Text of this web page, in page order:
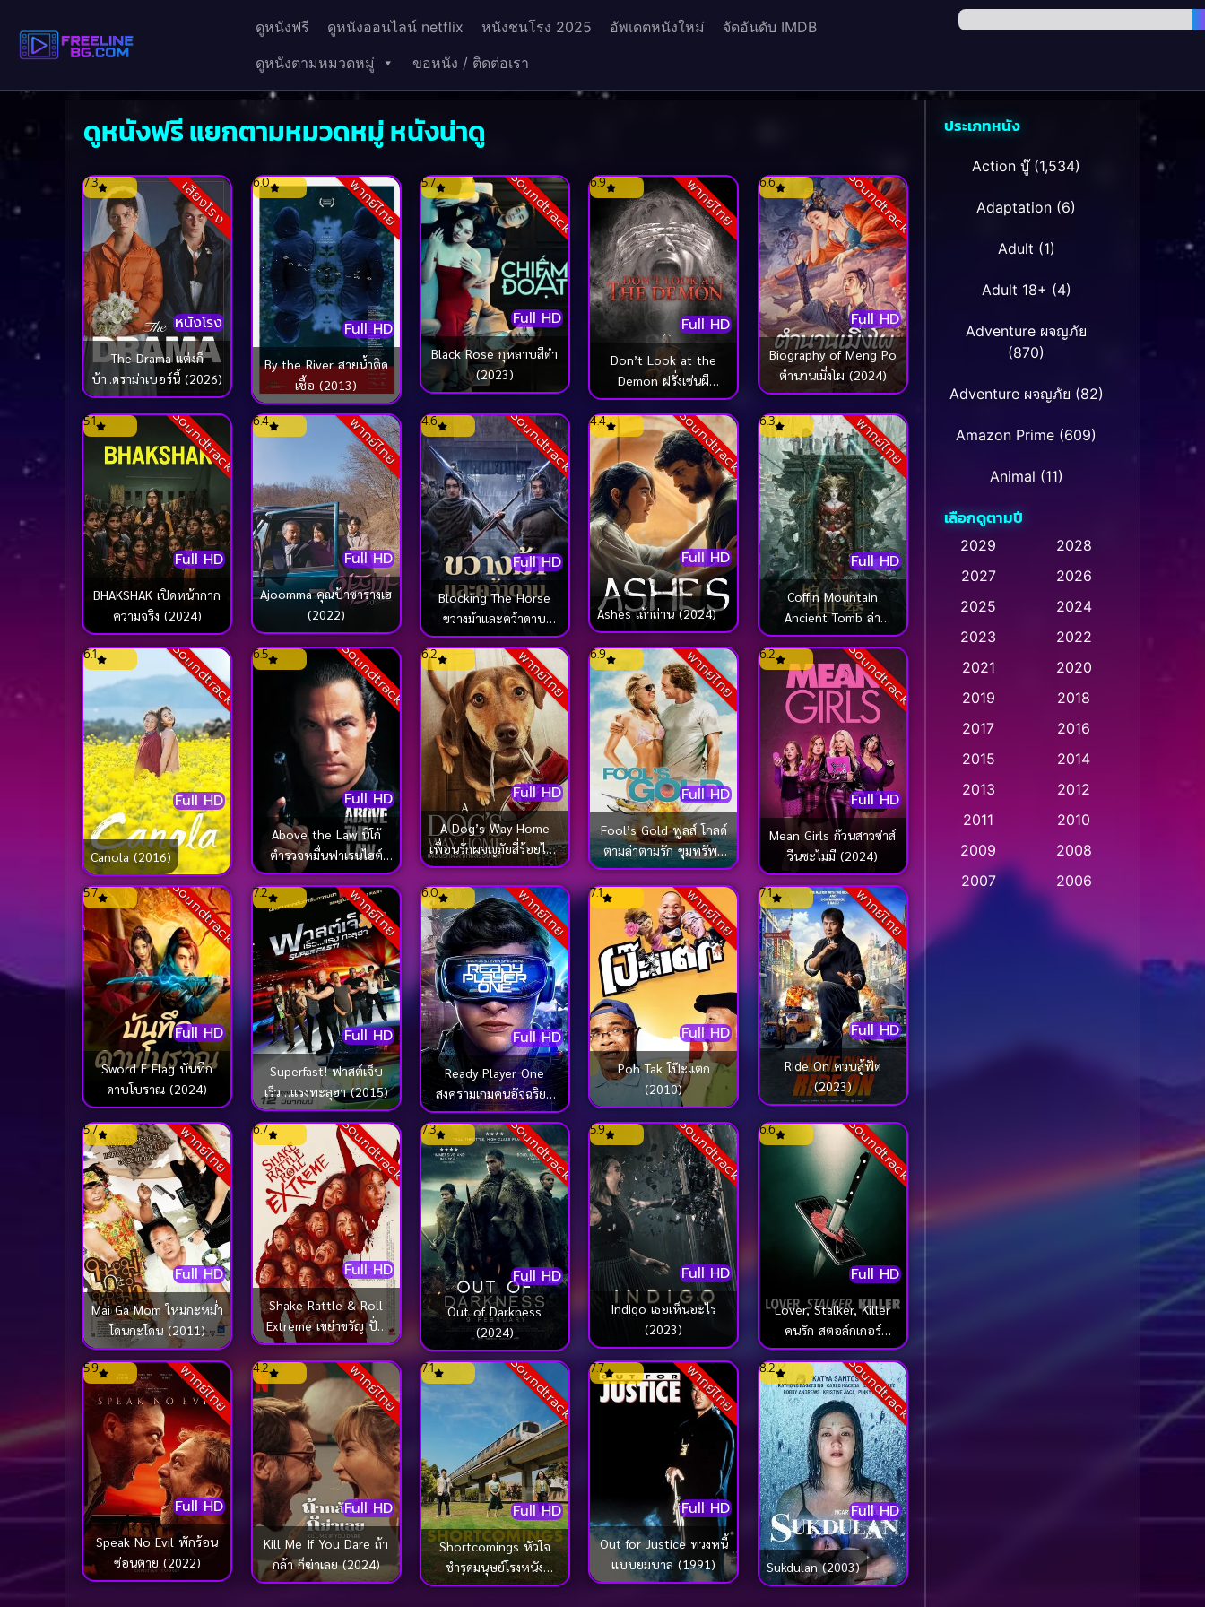
ดูหนังฟรี ดูหนังออนไลน์ netflix หนังชนโรง 2025 อัพเดตหนังใหม่
จัดอันดับ IMDB
ดูหนังตามหมวดหมู่
ขอหนัง / ติดต่อเรา
ดูหนังฟรี แยกตามหมวดหมู่ หนังน่าดู
เสียงโรง
หนังโรง
7.3
The Drama แต่งก็
บ้า..ดราม่าเบอร์นี้ (2026)
พากย์ไทย
Full HD
6.0
By the River สายน้ำติด
เชื้อ (2013)
Soundtrack
Full HD
5.7
Black Rose กุหลาบสีดำ
(2023)
พากย์ไทย
Full HD
6.9
Don’t Look at the
Demon ฝรั่งเซ่นผี
(2022)
Soundtrack
Full HD
6.6
Biography of Meng Po
ตำนานเมิ่งโผ (2024)
Soundtrack
Full HD
5.1
BHAKSHAK เปิดหน้ากาก
ความจริง (2024)
พากย์ไทย
Full HD
6.4
Ajoomma คุณป้าซารางเฮ
(2022)
Soundtrack
Full HD
4.6
Blocking The Horse
ขวางม้าและคว้าดาบ
(2024)
Soundtrack
Full HD
4.4
Ashes เถ้าถ่าน (2024)
พากย์ไทย
Full HD
6.3
Coffin Mountain
Ancient Tomb ล่า
ขุมทรัพย์ สุสานโบราณ
(2022)
Soundtrack
Full HD
6.1
Canola (2016)
Soundtrack
Full HD
6.5
Above the Law นิโก้
ตำรวจหมื่นฟาเรนไฮต์
(1988)
พากย์ไทย
Full HD
6.2
A Dog’s Way Home
เพื่อนรักผจญภัยสี่ร้อยไมล์
(2019)
พากย์ไทย
Full HD
6.9
Fool’s Gold ฟูลส์ โกลด์
ตามล่าตามรัก ขุมทรัพย์
มหาภัย (2008)
Soundtrack
Full HD
6.2
Mean Girls ก๊วนสาวซ่าส์
วีนซะไม่มี (2024)
Soundtrack
Full HD
5.7
Sword E Flag บันทึก
ดาบโบราณ (2024)
พากย์ไทย
Full HD
7.2
Superfast! ฟาสต์เจ็บ
เร็ว…แรงทะลุฮา (2015)
พากย์ไทย
Full HD
6.0
Ready Player One
สงครามเกมคนอัจฉริยะ
(2018)
พากย์ไทย
Full HD
7.1
Poh Tak โป๊ะแตก
(2010)
พากย์ไทย
Full HD
7.1
Ride On ควบสู้ฟัด
(2023)
พากย์ไทย
Full HD
5.7
Mai Ga Mom ใหม่กะหม่ำ
โดนกะโดน (2011)
Soundtrack
Full HD
6.7
Shake Rattle & Roll
Extreme เขย่าขวัญ ปั่น
ประสาท (2023)
Soundtrack
Full HD
7.3
Out of Darkness
(2024)
Soundtrack
Full HD
5.9
Indigo เธอเห็นอะไร
(2023)
Soundtrack
Full HD
6.6
Lover, Stalker, Killer
คนรัก สตอล์กเกอร์
ฆาตกร (2024)
พากย์ไทย
Full HD
5.9
Speak No Evil พักร้อน
ซ่อนตาย (2022)
พากย์ไทย
Full HD
4.2
Kill Me If You Dare ถ้า
กล้า ก็ฆ่าเลย (2024)
Soundtrack
Full HD
7.1
Shortcomings หัวใจ
ชำรุดมนุษย์โรงหนัง
(2023)
พากย์ไทย
Full HD
7.7
Out for Justice ทวงหนี้
แบบยมบาล (1991)
Soundtrack
Full HD
8.2
Sukdulan (2003)
ประเภทหนัง
Action บู๊(1,534)
Adaptation (6)
Adult (1)
Adult 18+ (4)
Adventure ผจญภัย
(870)
Adventure ผจญภัย (82)
Amazon Prime (609)
Animal (11)
Animation การ์ตูน
Animation อนิเมชั่น(1)
Animation แอนิเมชั่น(1)
Anthology (2)
Apple TV (20)
Apple TV+
Based on a True Story
สร้างจากเรื่องจริง(2)
Biography ชีวประวัติ
เลือกดูตามปี
2029
2028
2027
2026
2025
2024
2023
2022
2021
2020
2019
2018
2017
2016
2015
2014
2013
2012
2011
2010
2009
2008
2007
2006
2005
2002
1986
1985